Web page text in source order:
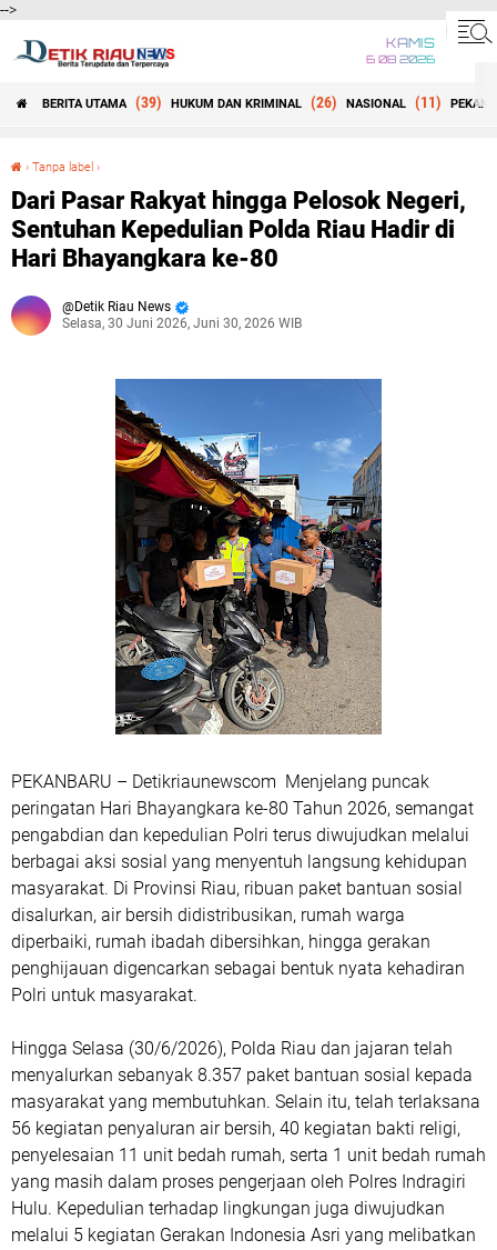
-->
KAMIS
6 08 2026
BERITA UTAMA (39) HUKUM DAN KRIMINAL (26) NASIONAL (11)
› Tanpa label ›
Dari Pasar Rakyat hingga Pelosok Negeri,
Sentuhan Kepedulian Polda Riau Hadir di
Hari Bhayangkara ke-80
Detik Riau News
Selasa, 30 Juni 2026, Juni 30, 2026 WIB
PEKANBARU – Detikriaunewscom Menjelang puncak
peringatan Hari Bhayangkara ke-80 Tahun 2026, semangat
pengabdian dan kepedulian Polri terus diwujudkan melalui
berbagai aksi sosial yang menyentuh langsung kehidupan
masyarakat. Di Provinsi Riau, ribuan paket bantuan sosial
disalurkan, air bersih didistribusikan, rumah warga
diperbaiki, rumah ibadah dibersihkan, hingga gerakan
penghijauan digencarkan sebagai bentuk nyata kehadiran
Polri untuk masyarakat.
Hingga Selasa (30/6/2026), Polda Riau dan jajaran telah
menyalurkan sebanyak 8.357 paket bantuan sosial kepada
masyarakat yang membutuhkan. Selain itu, telah terlaksana
56 kegiatan penyaluran air bersih, 40 kegiatan bakti religi,
penyelesaian 11 unit bedah rumah, serta 1 unit bedah rumah
yang masih dalam proses pengerjaan oleh Polres Indragiri
Hulu. Kepedulian terhadap lingkungan juga diwujudkan
melalui 5 kegiatan Gerakan Indonesia Asri yang melibatkan